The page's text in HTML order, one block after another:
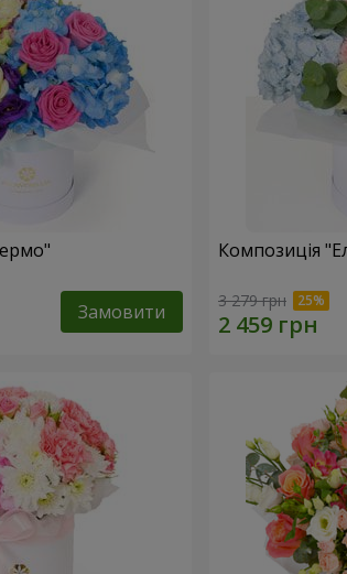
Замовити
Композиція
3 279 грн